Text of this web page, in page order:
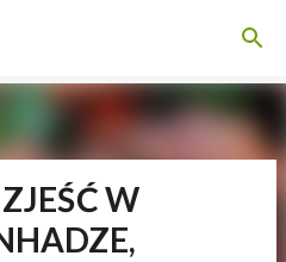
zawartości
W